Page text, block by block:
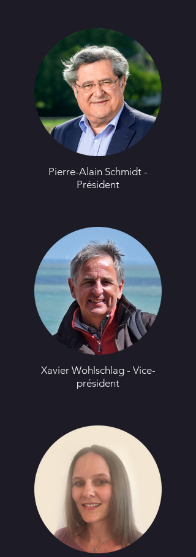
Pierre-Alain Schmidt -
Président
Xavier Wohlschlag - Vice-
président